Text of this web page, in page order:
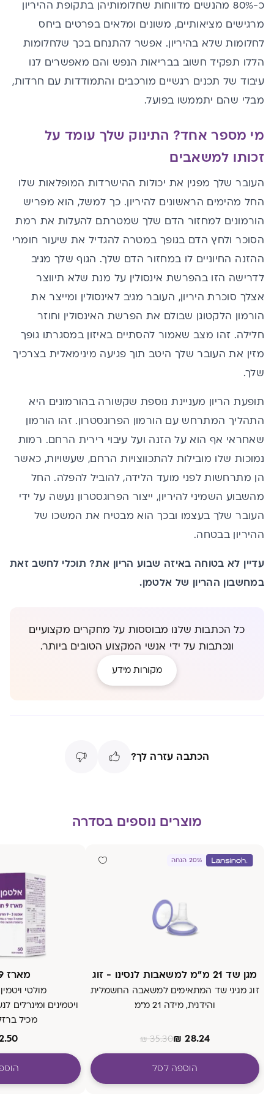
כ-80% מהנשים מדווחות שחלומותיהן בתקופת ההיריון
מרגישים מציאותיים, משונים ומלאים בפרטים ביחס
לחלומות שלא בהיריון. אפשר להתנחם בכך שלחלומות
הללו תפקיד חשוב בבריאות הנפש והם מאפשרים לנו
עיבוד של תכנים רגשיים מורכבים והתמודדות עם חרדות,
מבלי שהם יתממשו בפועל.
מי מספר אחד? התינוק שלך עומד על
זכותו למשאבים
העובר שלך מפגין את יכולות ההישרדות המופלאות שלו
החל מהימים הראשונים להיריון. כך למשל, הוא מפריש
הורמונים למחזור הדם שלך שמטרתם להעלות את רמת
הסוכר ולחץ הדם בגופך במטרה להגדיל את שיעור חומרי
ההזנה החיוניים לו במחזור הדם שלך. הגוף שלך מגיב
לדרישה הזו בהפרשת אינסולין על מנת שלא תיווצר
אצלך סוכרת היריון, העובר מגיב לאינסולין ומייצר את
הורמון הלקטוגן שבולם את הפרשת האינסולין וחוזר
חלילה. זהו מצב שאמור להסתיים באיזון במסגרתו גופך
מזין את העובר שלך היטב תוך פגיעה מינימאלית בצרכיך
שלך.
תופעת הריון מעניינת נוספת שקשורה בהורמונים היא
התהליך המתרחש עם הורמון הפרוגסטרון. זהו הורמון
שאחראי אף הוא על הזנה ועל עיבוי רירית הרחם. רמות
נמוכות שלו מובילות להתכווצויות הרחם, שעשויות, כאשר
הן מתרחשות לפני מועד הלידה, להוביל להפלה. החל
מהשבוע השמיני להיריון, ייצור הפרוגסטרון נעשה על ידי
העובר שלך בעצמו ובכך הוא מבטיח את המשכו של
ההיריון בבטחה.
עדיין לא בטוחה באיזה שבוע הריון את? תוכלי לחשב זאת
במחשבון ההריון של אלטמן.
כל הכתבות שלנו מבוססות על מחקרים מקצועיים
ונכתבות על ידי אנשי המקצוע הטובים ביותר.
מקורות מידע
הכתבה עזרה לך?
מוצרים נוספים בסדרה
20% הנחה
מגן שד 21 מ״מ למשאבות לנסינו - זוג
זוג מגיני שד המתאימים למשאבה החשמלית
והידנית, מידה 21 מ״מ
₪ 28.24
₪35.30
הוספה לסל
מארז 9 חודשים
מולטי
ויטמינים ומינרלים
מכיל